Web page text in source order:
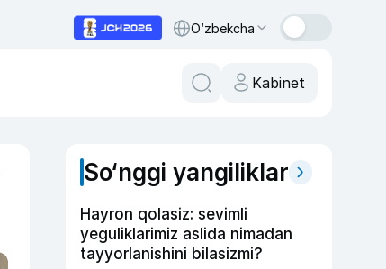
O‘zbekcha
Kabinet
So‘nggi yangiliklar
Hayron qolasiz: sevimli
yeguliklarimiz aslida nimadan
tayyorlanishini bilasizmi?